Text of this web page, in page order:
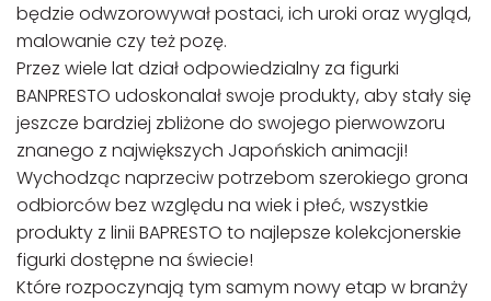
będzie odwzorowywał postaci, ich uroki oraz wygląd,
malowanie czy też pozę.
Przez wiele lat dział odpowiedzialny za figurki
BANPRESTO udoskonalał swoje produkty, aby stały się
jeszcze bardziej zbliżone do swojego pierwowzoru
znanego z największych Japońskich animacji!
Wychodząc naprzeciw potrzebom szerokiego grona
odbiorców bez względu na wiek i płeć, wszystkie
produkty z linii BAPRESTO to najlepsze kolekcjonerskie
figurki dostępne na świecie!
Które rozpoczynają tym samym nowy etap w branży